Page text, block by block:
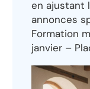
en ajustant
annonces
Formation
janvier –